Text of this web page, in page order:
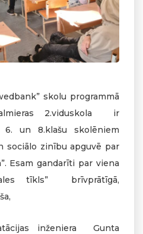
skolu programmā
2.viduskola ir
6. un 8.klašu skolēniem
sociālo zinību apguvē par
Esam gandarīti par viena
tīkls” brīvprātīgā,
inženiera Gunta